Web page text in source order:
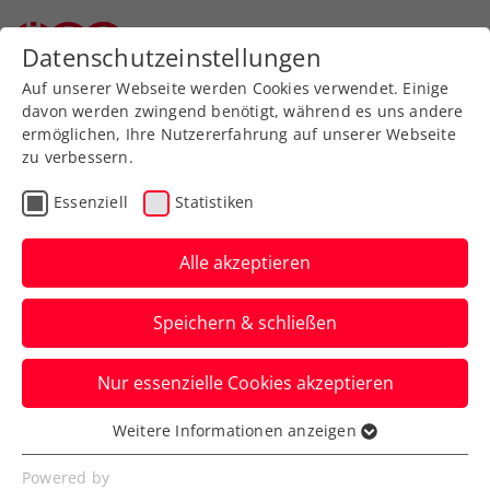
Aktuelle News
News filtern
Datenschutzeinstellungen
Auf unserer Webseite werden Cookies verwendet. Einige
davon werden zwingend benötigt, während es uns andere
ermöglichen, Ihre Nutzererfahrung auf unserer Webseite
zu verbessern.
Essenziell Statistiken
Alle akzeptieren
Speichern & schließen
Nur essenzielle Cookies akzeptieren
Essenziell
Essenzielle Cookies werden für grundlegende
Weitere Informationen anzeigen
Powered by